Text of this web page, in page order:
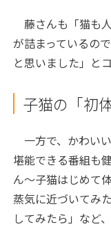
藤さんも「猫も
が詰まっているの
と思いました」と
子猫の「初
一方で、かわい
堪能できる番組も
ん～子猫はじめて
蒸気に近づいてみ
してみたら」など